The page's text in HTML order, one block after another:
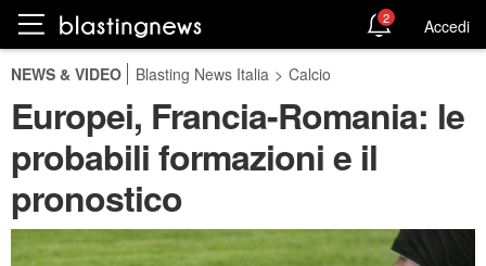
2 Accedi
NEWS & VIDEO Blasting News Italia > Calcio
Europei, Francia-Romania: le
probabili formazioni e il
pronostico